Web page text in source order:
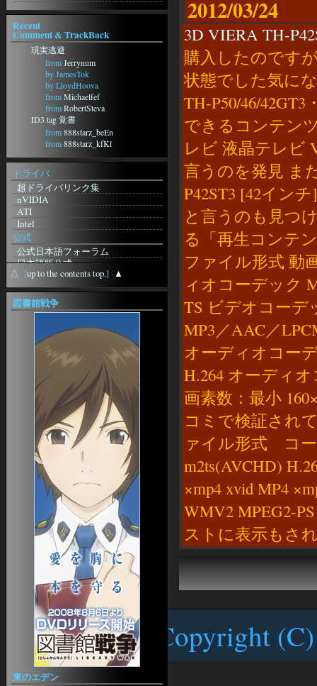
2012/03/24
3D VIERA TH-
購入したのです
状態でした気に
TH-P50/46/42GT3
できるコンテン
レビ 液晶テレビ
言うのを発見 ま
P42ST3 [42イン
と言うのも見つ
る「再生コンテ
ファイル形式 動
ィオコーデック
TS ビデオコーデ
MP3／AAC／
オーディオコー
H.264 オーディ
画素数：最小
コミで検証され
ァイル形式 コ
m2ts(AVCHD)
×mp4 xvid MP4
WMV2 MPEG2-
ストに表示もさ
Recent
Comment & TrackBack
現実逃避
fromJerrynum
by JamesTok
by LloydHoova
fromMichaelfef
fromRobertSteva
ID3 tag 覚書
from888starz_beEn
from888starz_kfKl
from888starz_zaMt
from888starz_jisn
フォーラムに動きがｗ
from
page=user&action=pub_profile&id=81650
fromcurriculumvitaeandorra
from
recursoshumansaandorra
CandidatsofertesLaborals
from
久々にblosxomいじりをしてみま
from
fromJesuren
fromスーパーコピーアク
セサリー750
エルメス横浜駅
fromRobertfum
logitec NAS
from日本超人気スーパー
コピーブランド専門店
SkyDeckBrisbane
newestcasinos
from
doestheslotmachineworkdiffertlyifyouput$20or$110in
from
verifiedonlinecasinosaustralia
ドライバ
超ドライバリンク集
nVIDIA
ATI
Intel
公式
公式日本語フォーラム
日本語版公式
無料体験版
英語版公式
station-Sebilis
ギルド検索
日本語版特設
アドベンチャーパック
Splitpaw Saga
Splitpaw Saga購入
Bloodline Chronicles
拡張ディスク
Desert of Flames
ニュース
EQII 徒然News
EQIIJE 初心者スレ まとめサイト
各種EQ2アンテナ
家具特化サイト
4Gamer
ブローカー価格情報
画面表示オプション設定ガイド
OHVITAE
EQ2Interface
スペル＆アーツ
EQ2 Spells III
EQ2 Craft
アーティザン
ら・もずくなEQ2
EQ2 Artisan
EQ2 Recipe
クエスト
EQ2JE @Wiki
△ [up to the contents top.] ▲
図書館戦争
東のエデン
Copyright